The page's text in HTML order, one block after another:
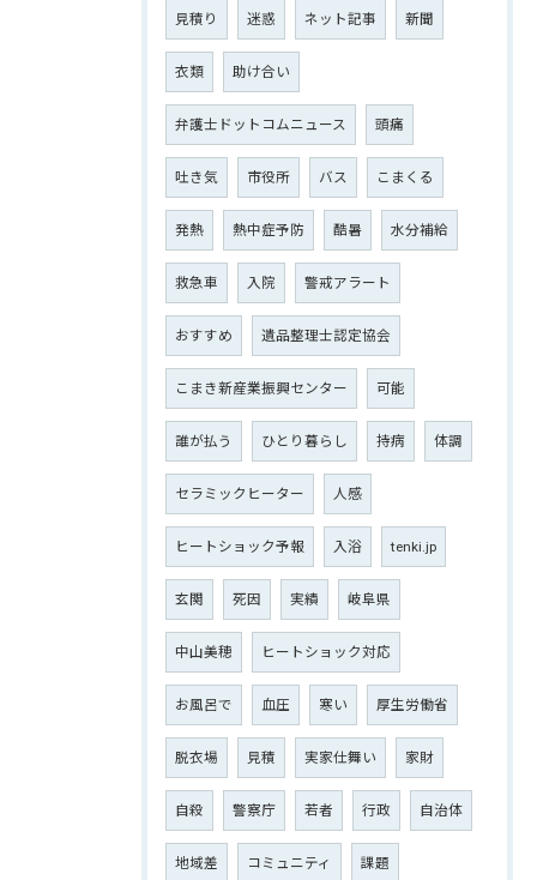
見積り 迷惑 ネット記事 新聞
衣類 助け合い
弁護士ドットコムニュース 頭痛
吐き気 市役所 バス こまくる
発熱 熱中症予防 酷暑 水分補給
救急車 入院 警戒アラート
おすすめ 遺品整理士認定協会
こまき新産業振興センター 可能
誰が払う ひとり暮らし 持病 体調
セラミックヒーター 人感
ヒートショック予報 入浴 tenki.jp
玄関 死因 実績 岐阜県
中山美穂 ヒートショック対応
お風呂で 血圧 寒い 厚生労働省
脱衣場 見積 実家仕舞い 家財
自殺 警察庁 若者 行政 自治体
地域差 コミュニティ 課題